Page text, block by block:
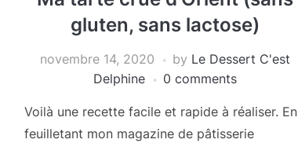
gluten, sans lactose)
novembre 14, 2020 by Le Dessert C'est
Delphine
0 comments
Voilà une recette facile et rapide à réaliser. En
feuilletant mon magazine de pâtisserie